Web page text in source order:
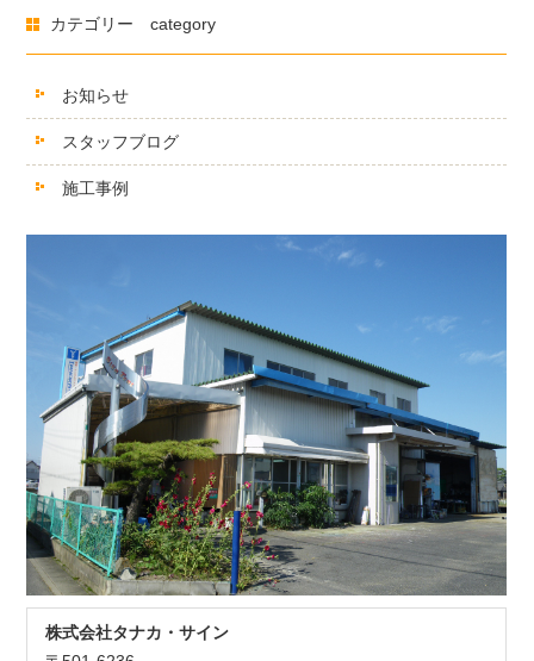
カテゴリー category
お知らせ
スタッフブログ
施工事例
株式会社タナカ・サイン